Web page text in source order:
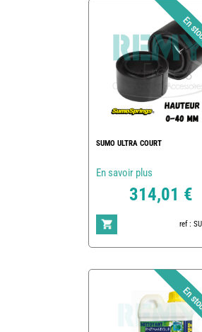
SUMO ULTRA COURT
En savoir plus
314,01 €
ref :